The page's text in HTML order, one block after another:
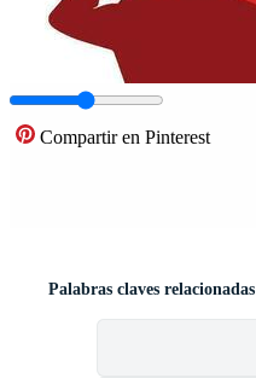
Compartir en Pinterest
Palabras claves relacionadas